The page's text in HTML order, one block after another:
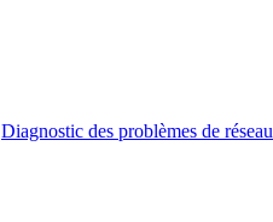
Diagnostic des problèmes de réseau